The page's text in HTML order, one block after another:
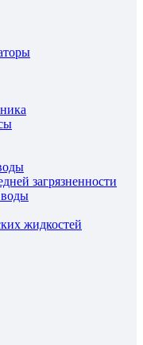
загрязненности
воды
жидкостей